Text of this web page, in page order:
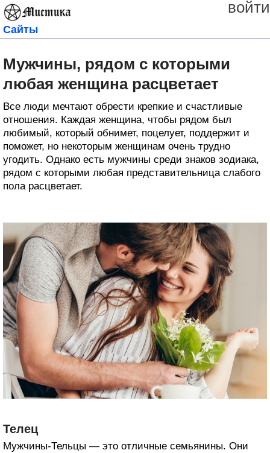
войти
Сайты
Мужчины, рядом с которыми
любая женщина расцветает
Все люди мечтают обрести крепкие и счастливые
отношения. Каждая женщина, чтобы рядом был
любимый, который обнимет, поцелует, поддержит и
поможет, но некоторым женщинам очень трудно
угодить. Однако есть мужчины среди знаков зодиака,
рядом с которыми любая представительница слабого
пола расцветает.
Телец
Мужчины-Тельцы — это отличные семьянины. Они